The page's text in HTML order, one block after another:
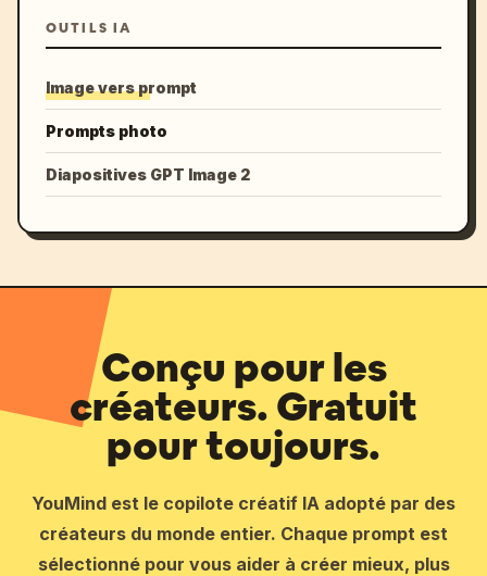
OUTILS IA
Image vers prompt
Prompts photo
Diapositives GPT Image 2
Conçu pour les
créateurs. Gratuit
pour toujours.
YouMind est le copilote créatif IA adopté par des
créateurs du monde entier. Chaque prompt est
sélectionné pour vous aider à créer mieux, plus